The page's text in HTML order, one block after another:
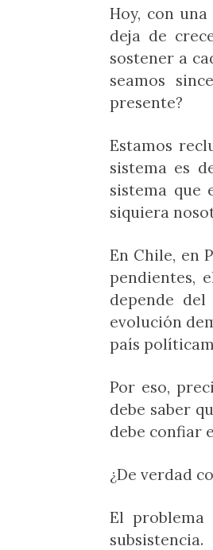
Hoy, con
deja de
sostener a
seamos
presente?
Estamos
sistema es
sistema que
siquiera
En Chile, en
pendientes,
depende
evolución
país
Por eso,
debe saber
debe confiar
¿De verdad
El